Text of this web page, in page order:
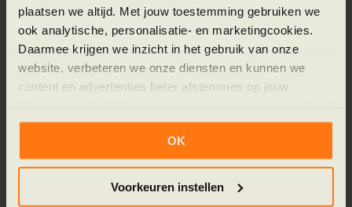
plaatsen we altijd. Met jouw toestemming gebruiken we
ook analytische, personalisatie- en marketingcookies.
Daarmee krijgen we inzicht in het gebruik van onze
website, verbeteren we onze diensten en kunnen we
content en advertenties beter afstemmen op jouw
externe partners.
Klik op ‘OK’ om alle cookies te accepteren. Kies ‘Alleen
noodzakelijk’ om alleen noodzakelijke cookies toe te
OK
Voorkeuren instellen
toekomst. Het is belangrijk om een platform te
kiezen dat kan meegroeien met je ambities. Een
fundamenteel begrip vanAI automatiseringhelpt
bij het kiezen van de juiste oplossingen voor jouw
specifiek, afgebakend proces, kun je snel de
voordelen van klantenservice automatiseren
ervaren en draagvlak creëren binnen de
organisatie voor verdere optimalisatie.